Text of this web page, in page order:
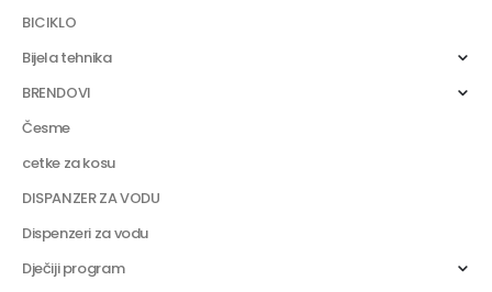
BICIKLO
Bijela tehnika
BRENDOVI
Česme
cetke za kosu
DISPANZER ZA VODU
Dispenzeri za vodu
Dječiji program